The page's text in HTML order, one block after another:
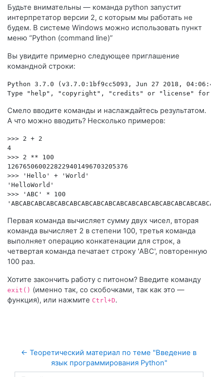
Будьте внимательны — команда python запустит
интерпретатор версии 2, с которым мы работать не
будем. В системе Windows можно использовать пункт
меню “Python (command line)”
Вы увидите примерно следующее приглашение
командной строки:
Python 3.7.0 (v3.7.0:1bf9cc5093, Jun 27 2018,
Type "help", "copyright", "credits" or "license" for
Смело вводите команды и наслаждайтесь результатом.
А что можно вводить? Несколько примеров:
>>> 2 + 2
4
>>> 2 **
100
1267650600228229401496703205376
>>>
'Hello' +
'World'
'HelloWorld'
>>>
'ABC' *
100
Первая команда вычисляет сумму двух чисел, вторая
команда вычисляет 2 в степени 100, третья команда
выполняет операцию конкатенации для строк, а
четвертая команда печатает строку 'ABC', повторенную
100 раз.
Хотите закончить работу с питоном? Введите команду
exit() (именно так, со скобочками, так как это —
функция), или нажмите Ctrl+D.
← Теоретический материал по теме "Введение в
язык программирования Python"